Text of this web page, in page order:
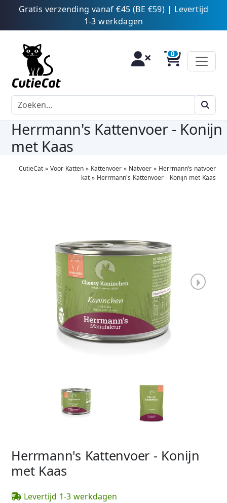
Gratis verzending vanaf €45 (BE €59) | Levertijd
1-3 werkdagen
Herrmann's Kattenvoer - Konijn
met Kaas
CutieCat» Voor Katten» Kattenvoer» Natvoer» Herrmann’s natvoer
kat» Herrmann's Kattenvoer - Konijn met Kaas
Herrmann's Kattenvoer - Konijn
met Kaas
Levertijd 1-3 werkdagen